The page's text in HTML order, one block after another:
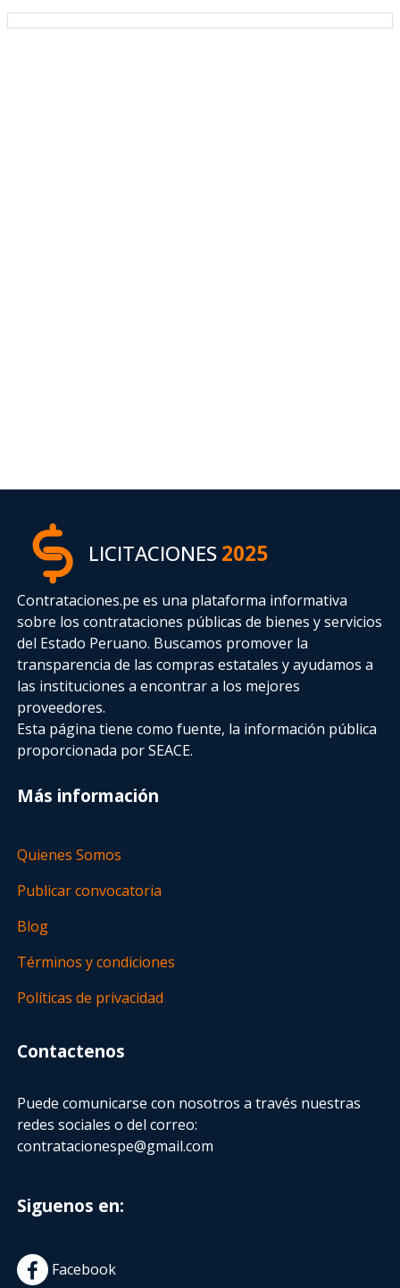
LICITACIONES2025
Contrataciones.pe es una plataforma informativa
sobre los contrataciones públicas de bienes y servicios
del Estado Peruano. Buscamos promover la
transparencia de las compras estatalesy ayudamos a
las instituciones a encontrar a los mejores
proveedores.
Esta página tiene como fuente, la información pública
proporcionada por SEACE.
Más información
Quienes Somos
Publicar convocatoria
Blog
Términos y condiciones
Políticas de privacidad
Contactenos
Puede comunicarse con nosotros a través nuestras
redes sociales o del correo:
contratacionespe@gmail.com
Siguenos en:
Facebook